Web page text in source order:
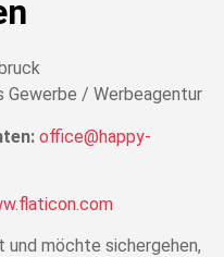
/ Werbeagentur
office@happy-
und möchte sichergehen,